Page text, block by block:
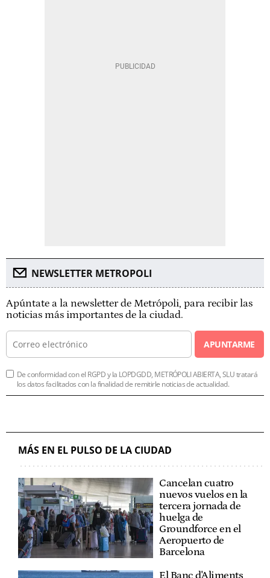
NEWSLETTER METROPOLI
Apúntate a la newsletter de Metrópoli, para recibir las
noticias más importantes de la ciudad.
APUNTARME
De conformidad con el RGPD y la LOPDGDD, METRÓPOLI ABIERTA, SLU tratará
los datos facilitados con la finalidad de remitirle noticias de actualidad.
MÁS EN EL PULSO DE LA CIUDAD
Cancelan cuatro
nuevos vuelos en la
tercera jornada de
huelga de
Groundforce en el
Aeropuerto de
Barcelona
El Banc d'Aliments